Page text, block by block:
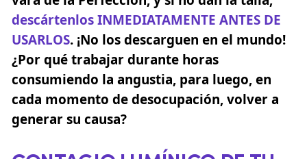
descártenlos INMEDIATAMENTE ANTES DE
USARLOS. ¡No los descarguen en el mundo!
¿Por qué trabajar durante horas
consumiendo la angustia, para luego, en
cada momento de desocupación, volver a
generar su causa?